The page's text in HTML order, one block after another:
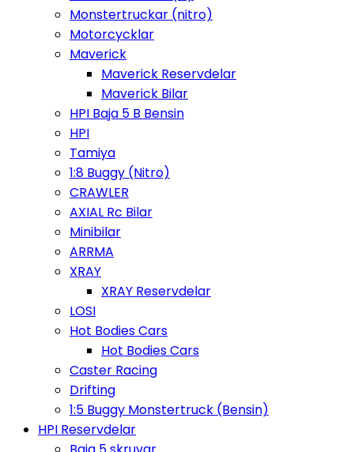
Monstertruckar (nitro)
Motorcycklar
Maverick
Maverick Reservdelar
Maverick Bilar
HPI Baja 5 B Bensin
HPI
Tamiya
1:8 Buggy (Nitro)
CRAWLER
AXIAL Rc Bilar
Minibilar
ARRMA
XRAY
XRAY Reservdelar
LOSI
Hot Bodies Cars
Hot Bodies Cars
Caster Racing
Drifting
1:5 Buggy Monstertruck (Bensin)
HPI Reservdelar